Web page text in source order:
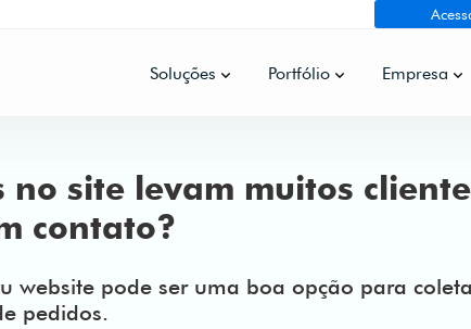
Soluções Portfólio Empresa
no site levam muitos
contato?
website pode ser uma boa opção para
pedidos.